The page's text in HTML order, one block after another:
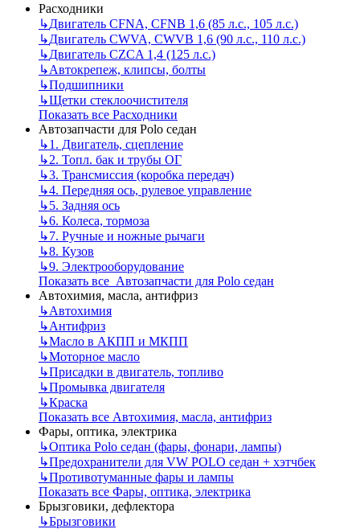
Расходники
↳Двигатель CFNA, CFNB 1,6 (85 л.с., 105 л.с.)
↳Двигатель CWVA, CWVB 1,6 (90 л.с., 110 л.с.)
↳Двигатель CZCA 1,4 (125 л.с.)
↳Автокрепеж, клипсы, болты
↳Подшипники
↳Щетки стеклоочистителя
Показать все Расходники
Автозапчасти для Polo седан
↳1. Двигатель, сцепление
↳2. Топл. бак и трубы ОГ
↳3. Трансмиссия (коробка передач)
↳4. Передняя ось, рулевое управление
↳5. Задняя ось
↳6. Колеса, тормоза
↳7. Ручные и ножные рычаги
↳8. Кузов
↳9. Электрооборудование
Показать все Автозапчасти для Polo седан
Автохимия, масла, антифриз
↳Автохимия
↳Антифриз
↳Масло в АКПП и МКПП
↳Моторное масло
↳Присадки в двигатель, топливо
↳Промывка двигателя
↳Краска
Показать все Автохимия, масла, антифриз
Фары, оптика, электрика
↳Оптика Polo седан (фары, фонари, лампы)
↳Предохранители для VW POLO седан + хэтчбек
↳Противотуманные фары и лампы
Показать все Фары, оптика, электрика
Брызговики, дефлектора
↳Брызговики